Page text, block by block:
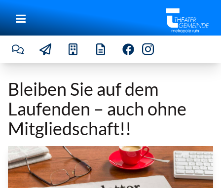
Bleiben Sie auf dem
Laufenden – auch ohne
Mitgliedschaft!!